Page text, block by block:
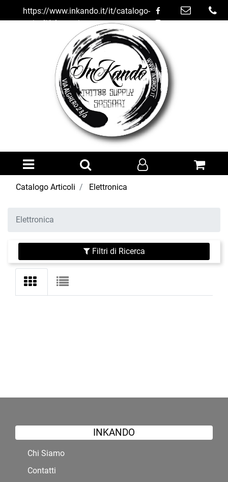
https://www.inkando.it/it/catalogo-
articoli/elettronica
Open menu
Catalogo Articoli Elettronica
Elettronica
Filtri di Ricerca
INKANDO
Chi Siamo
Contatti